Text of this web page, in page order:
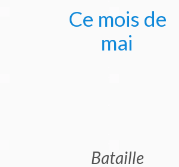
Ce mois de
mai
Bataille